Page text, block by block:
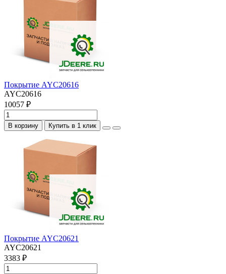
Покрытие AYC20616
AYC20616
10057 ₽
В корзину Купить в 1 клик
Покрытие AYC20621
AYC20621
3383 ₽